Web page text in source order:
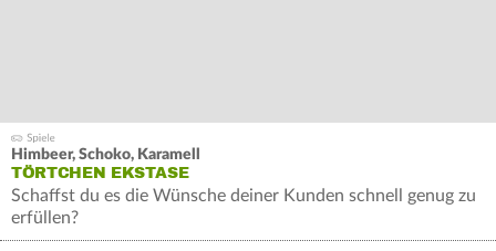
Himbeer, Schoko, Karamell
TÖRTCHEN EKSTASE
Schaffst du es die Wünsche deiner Kunden schnell genug zu
erfüllen?
Himbeer, Schoko, Karamell - Du bist der beste Törtchen-